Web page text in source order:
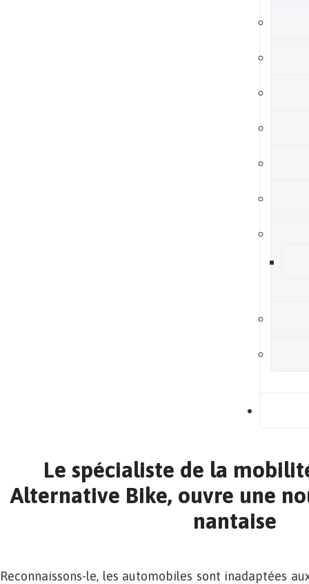
Le spécialiste de la
Alternative Bike, ouvre une
nantaise
Reconnaissons-le, les automobiles sont inadaptées